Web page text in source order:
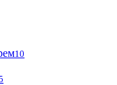
10